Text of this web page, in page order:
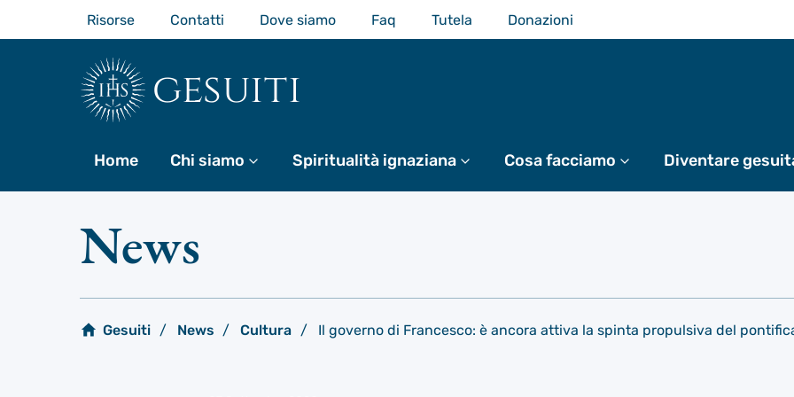
contenuto
Risorse Contatti Dove siamo Faq Tutela Donazioni
gesuiti
Home Chi siamo Di piùSpiritualità ignaziana Di piùCosa facciamo Di piùDiventare
News
Gesuiti News Cultura Il governo di Francesco: è ancora attiva la spinta propulsiva del